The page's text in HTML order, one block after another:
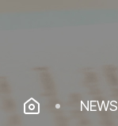
NEWS